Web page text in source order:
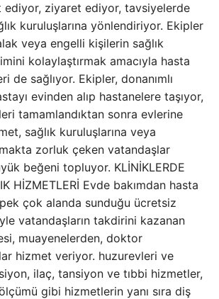
ediyor, ziyaret ediyor, tavsiyelerde
kuruluşlarına yönlendiriyor. Ekipler
veya engelli kişilerin sağlık
kolaylaştırmak amacıyla hasta
de sağlıyor. Ekipler, donanımlı
evinden alıp hastanelere taşıyor,
tamamlandıktan sonra evlerine
sağlık kuruluşlarına veya
zorluk çeken vatandaşlar
beğeni topluyor. KLİNİKLERDE
HİZMETLERİ Evde bakımdan hasta
pek çok alanda sunduğu ücretsiz
vatandaşların takdirini kazanan
muayenelerden, doktor
hizmet veriyor. huzurevleri ve
ilaç, tansiyon ve tıbbi hizmetler,
gibi hizmetlerin yanı sıra diş